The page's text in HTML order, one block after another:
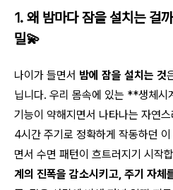
1. 왜 밤마다 잠을 설치는 걸
밀💫
나이가 들면서 밤에 잠을 설치는 것
닙니다. 우리 몸속에 있는 **생체
기능이 약해지면서 나타나는 자연
4시간 주기로 정확하게 작동하던
면서 수면 패턴이 흐트러지기 시작
계의 진폭을 감소시키고, 주기 자체